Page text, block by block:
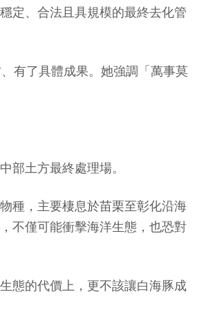
定、合法且具規模的最終去化管
有了具體成果。她強調「萬事莫
部土方最終處理場。
種，主要棲息於苗栗至彰化沿海
不僅可能衝擊海洋生態，也恐對
態的代價上，更不該讓白海豚成